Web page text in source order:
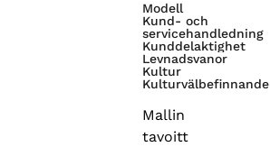
Modell
Kund- och
servicehandledning
Kunddelaktighet
Levnadsvanor
Kultur
Kulturvälbefinnande
Mallin
tavoitt